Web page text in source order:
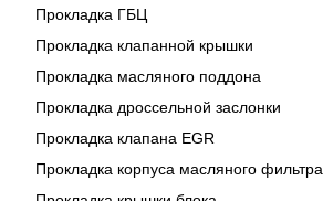
Прокладка ГБЦ
Прокладка клапанной крышки
Прокладка масляного поддона
Прокладка дроссельной заслонки
Прокладка клапана EGR
Прокладка корпуса масляного фильтра